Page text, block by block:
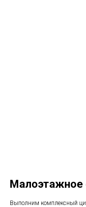
Малоэтажное
Выполним комплексный